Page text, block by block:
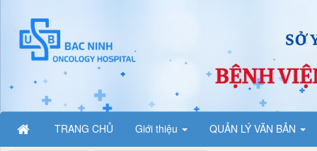
TRANG CHỦ Giới thiệu QUẢN LÝ VĂN BẢN